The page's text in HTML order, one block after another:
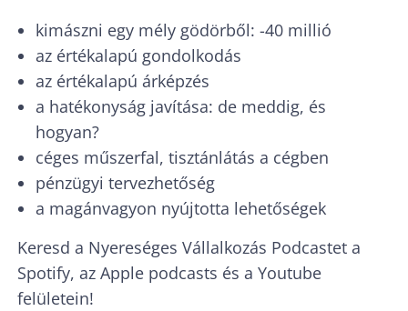
kimászni egy mély gödörből: -40 millió
az értékalapú gondolkodás
az értékalapú árképzés
a hatékonyság javítása: de meddig, és
hogyan?
céges műszerfal, tisztánlátás a cégben
pénzügyi tervezhetőség
a magánvagyon nyújtotta lehetőségek
Keresd a Nyereséges Vállalkozás Podcastet a
Spotify, az Apple podcasts és a Youtube
felületein!